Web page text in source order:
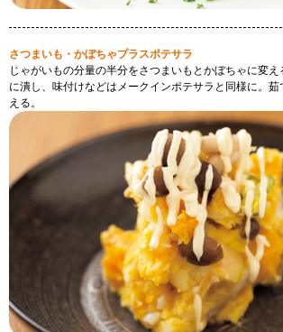
さつまいも・かぼちゃプラスポテサラ
じゃがいもの分量の半分をさつまいもとかぼちゃに変
に潰し、味付けなどはメークインポテサラと同様に。
える。